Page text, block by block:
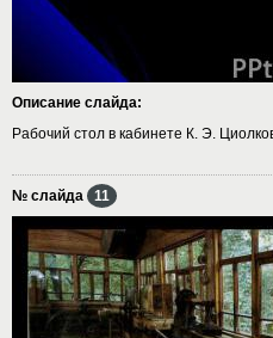
Описание слайда:
Рабочий стол в кабинете К. Э.
№ слайда 11